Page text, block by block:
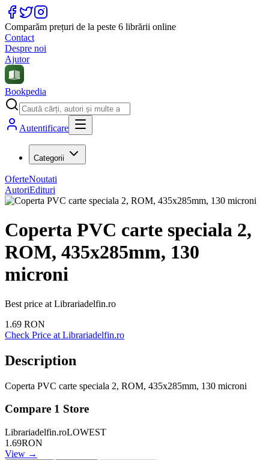
Comparăm prețuri de la peste 6 librării online
Contact
Despre noi
Ajutor
Bookpedia
Autentificare
Categorii
OferteNoutati
AutoriEdituri
Coperta PVC carte speciala 2,
ROM, 435x285mm, 130
microni
Best price at Librariadelfin.ro
1.69 RON
Check Price at Librariadelfin.ro
Description
Coperta PVC carte speciala 2, ROM, 435x285mm, 130 microni
Compare 1 Store
Librariadelfin.roLOWEST
1.69RON
View →